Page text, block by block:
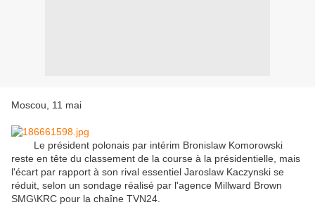
Moscou, 11 mai
Le président polonais par intérim Bronislaw Komorowski
reste en tête du classement de la course à la présidentielle, mais
l'écart par rapport à son rival essentiel Jaroslaw Kaczynski se
réduit, selon un sondage réalisé par l'agence Millward Brown
SMG\KRC pour la chaîne TVN24.